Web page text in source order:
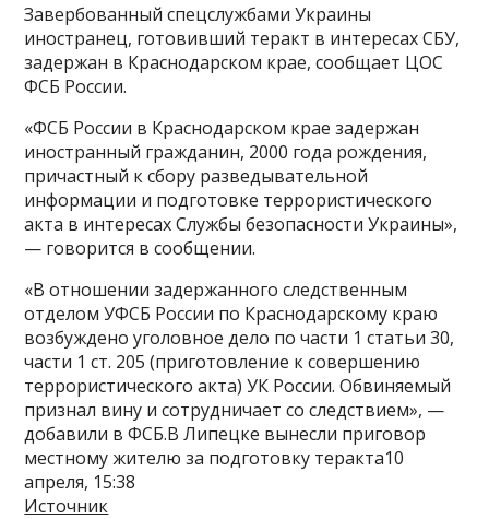
Завербованный спецслужбами Украины
иностранец, готовивший теракт в интересах СБУ,
задержан в Краснодарском крае, сообщает ЦОС
ФСБ России.
«ФСБ России в Краснодарском крае задержан
иностранный гражданин, 2000 года рождения,
причастный к сбору разведывательной
информации и подготовке террористического
акта в интересах Службы безопасности Украины»,
— говорится в сообщении.
«В отношении задержанного следственным
отделом УФСБ России по Краснодарскому краю
возбуждено уголовное дело по части 1 статьи 30,
части 1 ст. 205 (приготовление к совершению
террористического акта) УК России. Обвиняемый
признал вину и сотрудничает со следствием», —
добавили в ФСБ.В Липецке вынесли приговор
местному жителю за подготовку теракта10
апреля, 15:38
Источник